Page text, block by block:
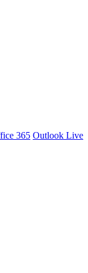
365 Outlook Live